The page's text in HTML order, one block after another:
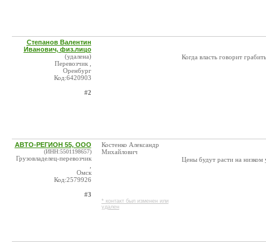
Степанов Валентин
Иванович, физ.лицо
(удалена)
Перевозчик ,
Оренбург
Код:6420903
#2
Когда власть говорит
АВТО-РЕГИОН 55, ООО
(ИНН:5501198657)
Грузовладелец-перевозчик
Омск
Код:2579926
#3
Костенко Александр
Михайлович
* контакт был изменен или
удален
Цены будут расти на низком